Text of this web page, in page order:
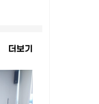
더보기